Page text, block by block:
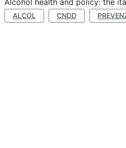
Alcohol health and policy: the
ALCOL CNDD